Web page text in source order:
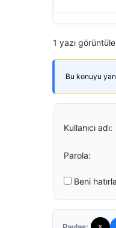
1 yazı
Bu konuyu
Kullanıcı adı:
Parola:
Beni hatırla